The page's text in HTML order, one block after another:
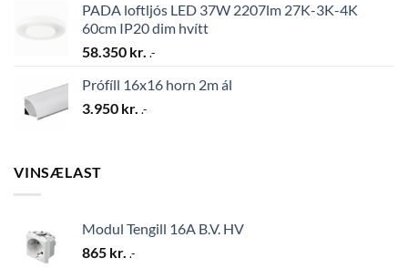
PADA loftljós LED 37W 2207lm 27K-3K-4K
60cm IP20 dim hvítt
58.350 kr. .-
Prófíll 16x16 horn 2m ál
3.950 kr. .-
VINSÆLAST
Modul Tengill 16A B.V. HV
865 kr. .-